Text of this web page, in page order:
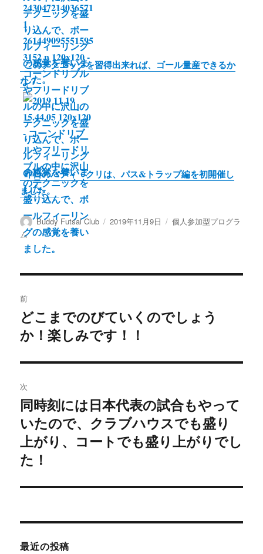
このテクニックを習得出来れば、ゴール量産できるか
な？
昨日のバディ・クリは、パス&トラップ編を初開催し
ました。
投
稿
者
Buddy Futsal Club
投
2019年11月9日
カ
個人参加型プログラ
ム
稿
ナ
ビ
ゲ
ー
シ
ョ
ン
前
前
の
稿:
どこまでのびていくのでしょう
か！楽しみです！！
次
次
の
投
稿:
同時刻には日本代表の試合もやって
いたので、クラブハウスでも盛り
上がり、コートでも盛り上がりでし
た！
最近の投稿